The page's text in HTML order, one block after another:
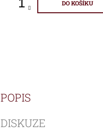
DO KOŠÍKU
POPIS
DISKUZE